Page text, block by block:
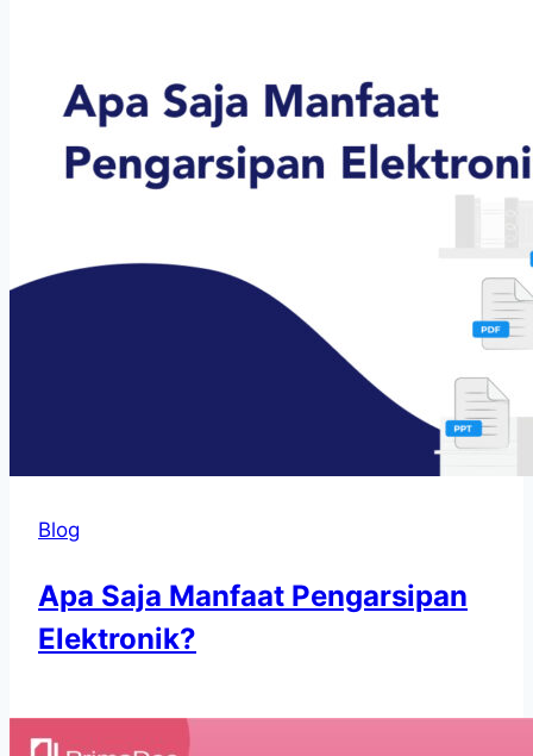
Blog
Apa Saja Manfaat Pengarsipan
Elektronik?